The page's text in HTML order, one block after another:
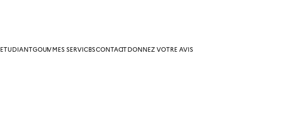
ETUDIANTGOUVMES SERVICESCONTACTDONNEZ VOTRE AVIS